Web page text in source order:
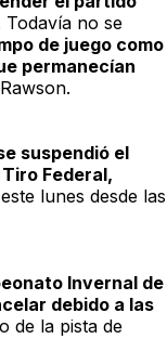
Todavía no se
de juego como
permanecían
suspendió el
Federal,
lunes desde las
Invernal de
debido a las
de la pista de